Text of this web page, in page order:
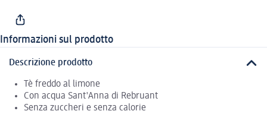
Informazioni sul prodotto
Descrizione prodotto
Tè freddo al limone
Con acqua Sant'Anna di Rebruant
Senza zuccheri e senza calorie